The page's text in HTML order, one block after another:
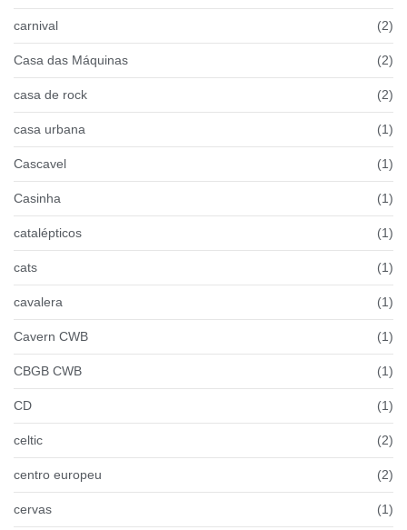
carnival (2)
Casa das Máquinas (2)
casa de rock (2)
casa urbana (1)
Cascavel (1)
Casinha (1)
catalépticos (1)
cats (1)
cavalera (1)
Cavern CWB (1)
CBGB CWB (1)
CD (1)
celtic (2)
centro europeu (2)
cervas (1)